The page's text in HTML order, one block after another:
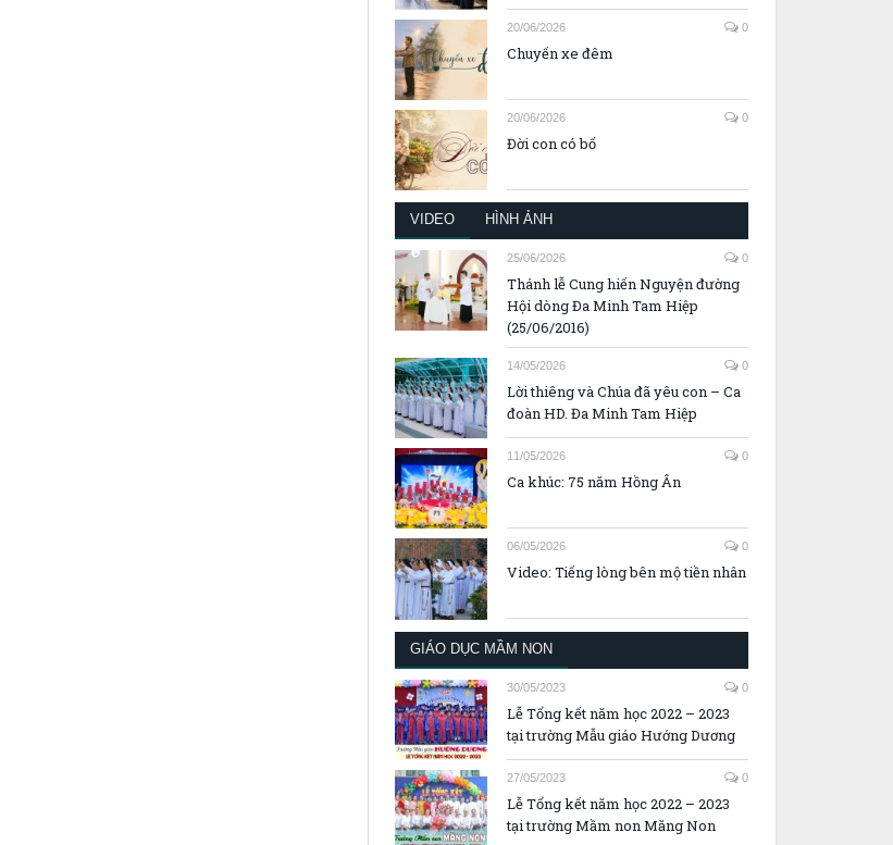
20/06/2026 0
Chuyến xe đêm
20/06/2026 0
Đời con có bố
VIDEO HÌNH ẢNH
25/06/2026 0
Thánh lễ Cung hiến Nguyện đường
Hội dòng Đa Minh Tam Hiệp
(25/06/2016)
14/05/2026 0
Lời thiêng và Chúa đã yêu con – Ca
đoàn HD. Đa Minh Tam Hiệp
11/05/2026 0
Ca khúc: 75 năm Hồng Ân
06/05/2026 0
Video: Tiếng lòng bên mộ tiền nhân
GIÁO DỤC MẦM NON
30/05/2023 0
Lễ Tổng kết năm học 2022 – 2023
tại trường Mẫu giáo Hướng Dương
27/05/2023 0
Lễ Tổng kết năm học 2022 – 2023
tại trường Mầm non Măng Non